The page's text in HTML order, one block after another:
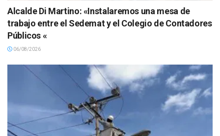
Alcalde Di Martino: «Instalaremos una mesa de
trabajo entre el Sedemat y el Colegio de Contadores
Públicos «
06/08/2026